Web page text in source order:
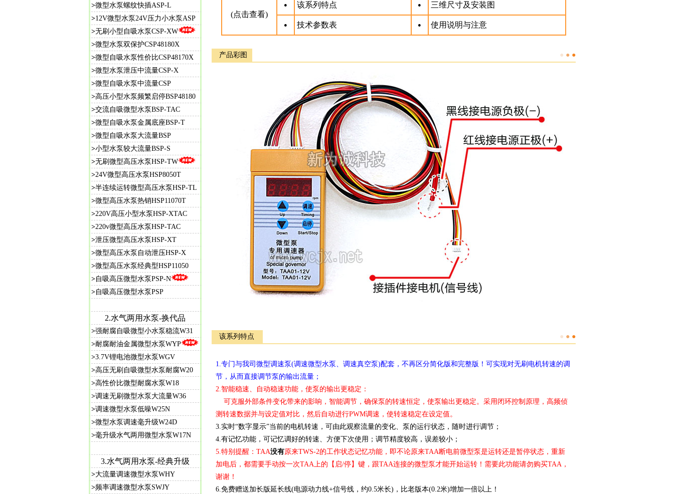
(点击查看)
● 该系列特点 ● 三维尺寸及安装图
● 技术参数表 ● 使用说明与注意
产品彩图 ● ● ●
该系列特点 ● ● ●
1.专门与我司微型调速泵(调速微型水泵、调速真空泵)配套，不再区分简化版和完整版！可实现对无刷电机转速的调
节，从而直接调节泵的输出流量；
2.智能稳速、自动稳速功能，使泵的输出更稳定：
可克服外部条件变化带来的影响，智能调节，确保泵的转速恒定，使泵输出更稳定。采用闭环控制原理，高频侦
测转速数据并与设定值对比，然后自动进行PWM调速，使转速稳定在设定值。
3.实时“数字显示”当前的电机转速，可由此观察流量的变化、泵的运行状态，随时进行调节；
4.有记忆功能，可记忆调好的转速、方便下次使用；调节精度较高，误差较小；
5.特别提醒：TAA没有原来TWS-2的工作状态记忆功能，即不论原来TAA断电前微型泵是运转还是暂停状态，重新
加电后，都需要手动按一次TAA上的【启/停】键，跟TAA连接的微型泵才能开始运转！需要此功能请勿购买TAA，
谢谢！
6.免费赠送加长版延长线(电源动力线+信号线，约0.5米长)，比老版本(0.2米)增加一倍以上！
>微型水泵螺纹快插ASP-L
>12V微型水泵24V压力小水泵ASP
>无刷小型自吸水泵CSP-XW
>微型水泵双保护CSP48180X
>微型自吸水泵性价比CSP48170X
>微型水泵泄压中流量CSP-X
>微型自吸水泵中流量CSP
>高压小型水泵频繁启停BSP48180
>交流自吸微型水泵BSP-TAC
>微型自吸水泵金属底座BSP-T
>微型自吸水泵大流量BSP
>小型水泵较大流量BSP-S
>无刷微型高压水泵HSP-TW
>24V微型高压水泵HSP8050T
>半连续运转微型高压水泵HSP-TL
>微型高压水泵热销HSP11070T
>220V高压小型水泵HSP-XTAC
>220v微型高压水泵HSP-TAC
>泄压微型高压水泵HSP-XT
>微型高压水泵自动泄压HSP-X
>微型高压水泵经典型HSP11050
>自吸高压微型水泵PSP-N
>自吸高压微型水泵PSP
2.水气两用水泵-换代品
>强耐腐自吸微型小水泵稳流W31
>耐腐耐油金属微型水泵WYP
>3.7V锂电池微型水泵WGV
>高压无刷自吸微型水泵耐腐W20
>高性价比微型耐腐水泵W18
>调速无刷微型水泵大流量W36
>调速微型水泵低噪W25N
>微型水泵调速毫升级W24D
>毫升级水气两用微型水泵W17N
3.水气两用水泵-经典升级
>大流量调速微型水泵WHY
>频率调速微型水泵SWJY